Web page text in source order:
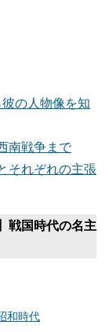
の人物像を知
南戦争まで
それぞれの主張
戦国時代の名主
和時代